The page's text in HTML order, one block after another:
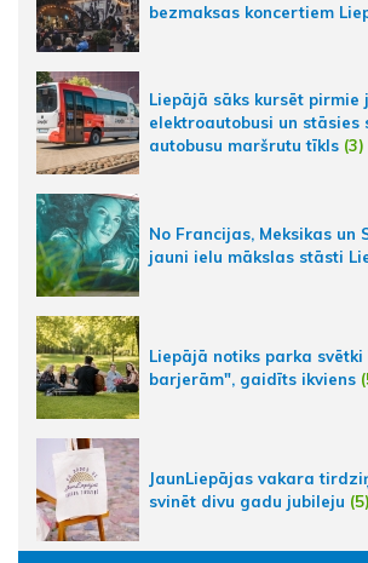
bezmaksas koncertiem
Liepājā sāks kursēt pirmie
elektroautobusi un stāsies
autobusu maršrutu tīkls (3)
No Francijas, Meksikas un
jauni ielu mākslas stāsti
Liepājā notiks parka
barjerām", gaidīts ikviens
JaunLiepājas vakara
svinēt divu gadu jubileju (5)